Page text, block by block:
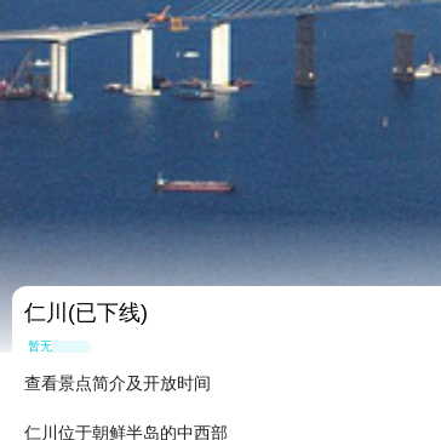
仁川(已下线)
暂无点评
查看景点简介及开放时间
仁川位于朝鲜半岛的中西部